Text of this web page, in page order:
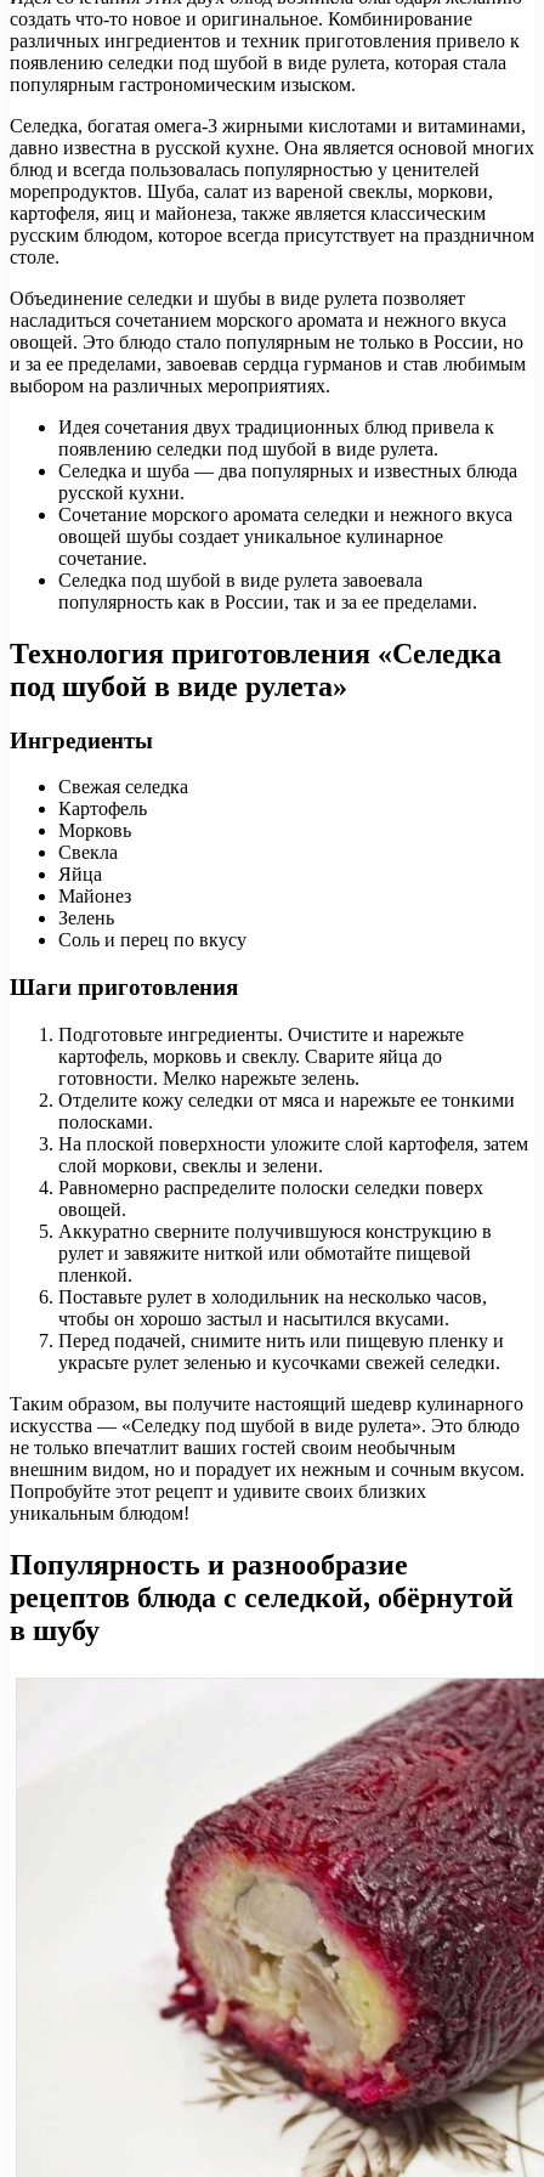
создать что-то новое и оригинальное. Комбинирование
различных ингредиентов и техник приготовления привело к
появлению селедки под шубой в виде рулета, которая стала
популярным гастрономическим изыском.
Селедка, богатая омега-3 жирными кислотами и витаминами,
давно известна в русской кухне. Она является основой многих
блюд и всегда пользовалась популярностью у ценителей
морепродуктов. Шуба, салат из вареной свеклы, моркови,
картофеля, яиц и майонеза, также является классическим
русским блюдом, которое всегда присутствует на праздничном
столе.
Объединение селедки и шубы в виде рулета позволяет
насладиться сочетанием морского аромата и нежного вкуса
овощей. Это блюдо стало популярным не только в России, но
и за ее пределами, завоевав сердца гурманов и став любимым
выбором на различных мероприятиях.
Идея сочетания двух традиционных блюд привела к
появлению селедки под шубой в виде рулета.
Селедка и шуба — два популярных и известных блюда
русской кухни.
Сочетание морского аромата селедки и нежного вкуса
овощей шубы создает уникальное кулинарное
сочетание.
Селедка под шубой в виде рулета завоевала
популярность как в России, так и за ее пределами.
Технология приготовления «Селедка
под шубой в виде рулета»
Ингредиенты
Свежая селедка
Картофель
Морковь
Свекла
Яйца
Майонез
Зелень
Соль и перец по вкусу
Шаги приготовления
Подготовьте ингредиенты. Очистите и нарежьте
картофель, морковь и свеклу. Сварите яйца до
готовности. Мелко нарежьте зелень.
Отделите кожу селедки от мяса и нарежьте ее тонкими
полосками.
На плоской поверхности уложите слой картофеля, затем
слой моркови, свеклы и зелени.
Равномерно распределите полоски селедки поверх
овощей.
Аккуратно сверните получившуюся конструкцию в
рулет и завяжите ниткой или обмотайте пищевой
пленкой.
Поставьте рулет в холодильник на несколько часов,
чтобы он хорошо застыл и насытился вкусами.
Перед подачей, снимите нить или пищевую пленку и
украсьте рулет зеленью и кусочками свежей селедки.
Таким образом, вы получите настоящий шедевр кулинарного
искусства — «Селедку под шубой в виде рулета». Это блюдо
не только впечатлит ваших гостей своим необычным
внешним видом, но и порадует их нежным и сочным вкусом.
Попробуйте этот рецепт и удивите своих близких
уникальным блюдом!
Популярность и разнообразие
рецептов блюда с селедкой, обёрнутой
в шубу